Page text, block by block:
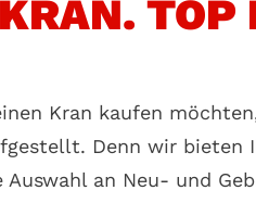
TOP
Kran kaufen
Denn wir bieten
Auswahl an Neu- und